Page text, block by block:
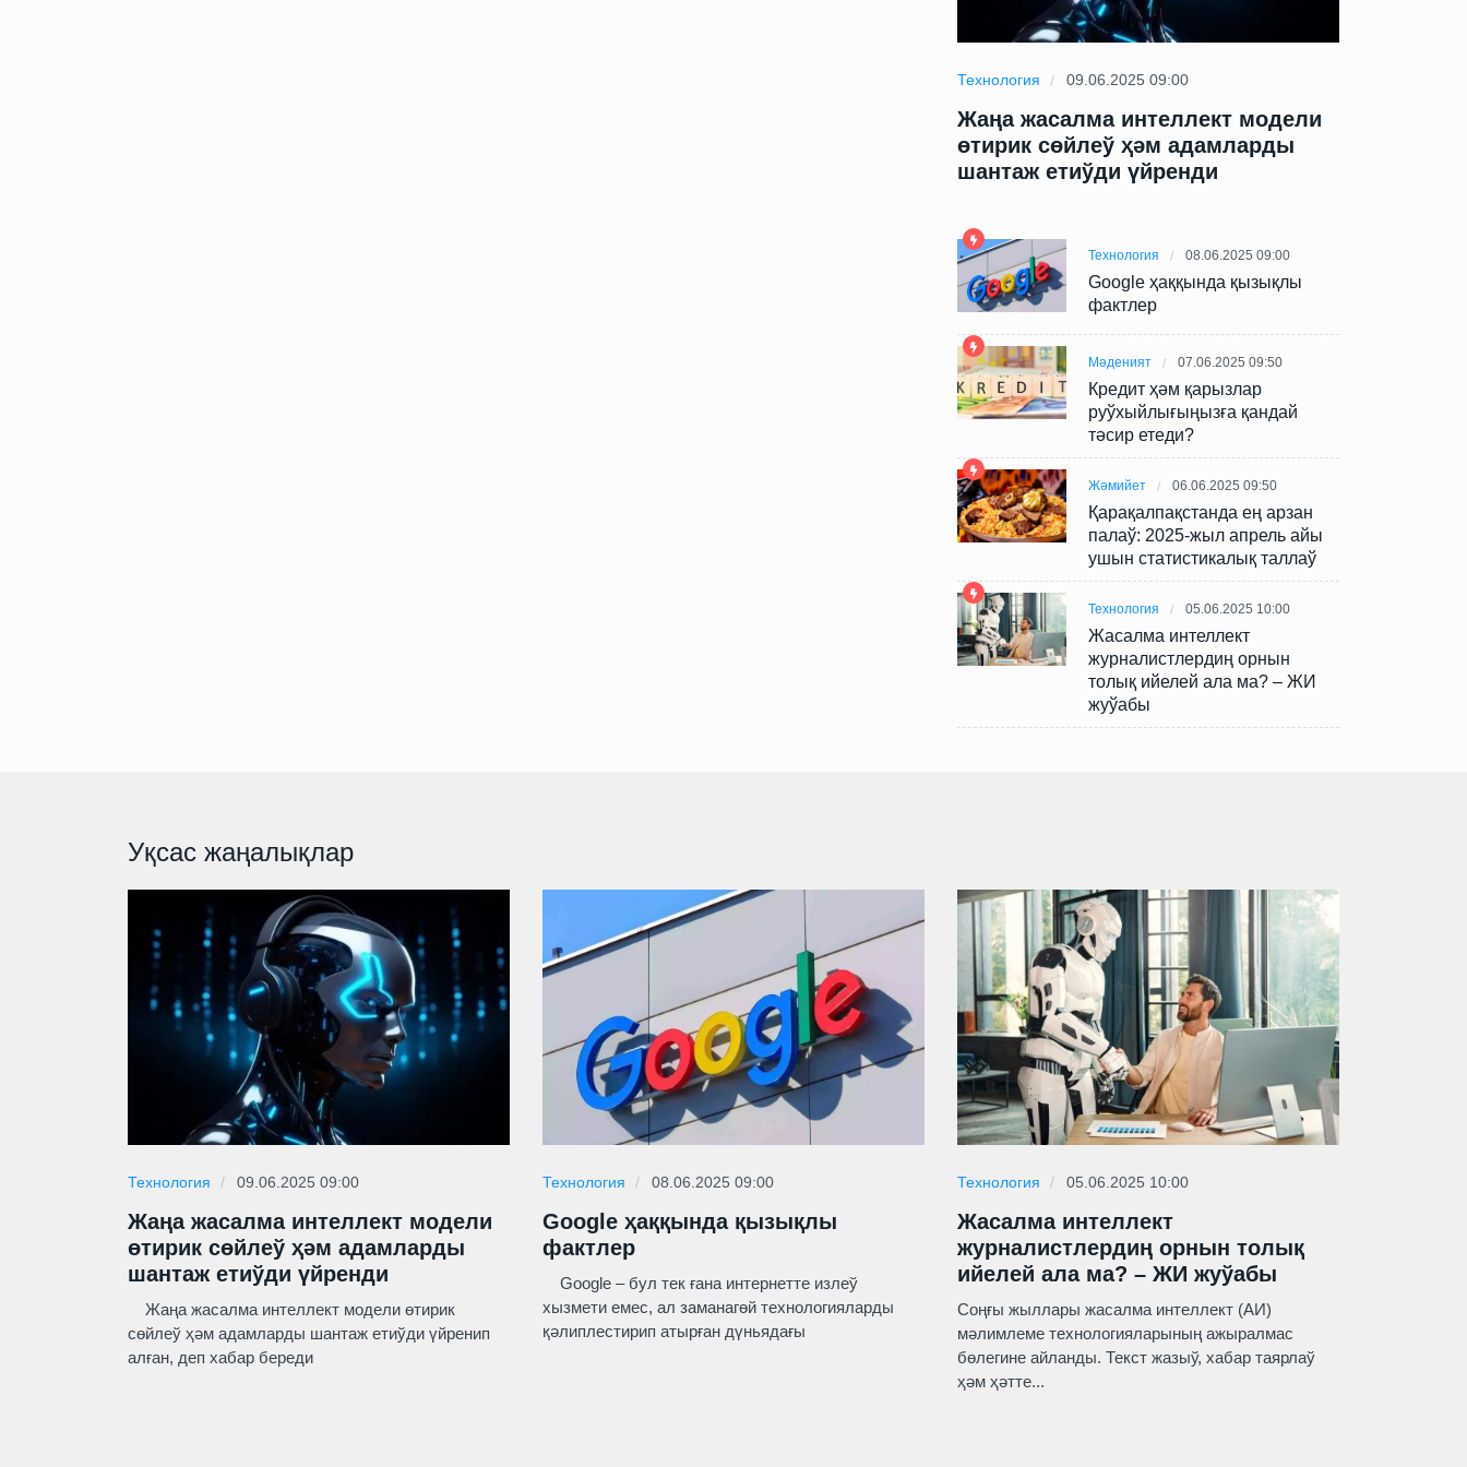
Технология 09.06.2025 09:00
Жаңа жасалма интеллект модели
өтирик сөйлеў ҳәм адамларды
шантаж етиўди үйренди
Технология 08.06.2025 09:00
Google ҳаққында қызықлы
фактлер
Мәденият 07.06.2025 09:50
Кредит ҳәм қарызлар
руўхыйлығыңызға қандай
тәсир етеди?
Жәмийет 06.06.2025 09:50
Қарақалпақстанда ең арзан
палаў: 2025-жыл апрель айы
ушын статистикалық таллаў
Технология 05.06.2025 10:00
Жасалма интеллект
журналистлердиң орнын
толық ийелей ала ма? – ЖИ
жуўабы
Уқсас жаңалықлар
Технология 09.06.2025 09:00
Жаңа жасалма интеллект модели
өтирик сөйлеў ҳәм адамларды
шантаж етиўди үйренди
Жаңа жасалма интеллект модели өтирик
сөйлеў ҳәм адамларды шантаж етиўди үйренип
алған, деп хабар береди
Технология 08.06.2025 09:00
Google ҳаққында қызықлы
фактлер
Google – бул тек ғана интернетте излеў
хызмети емес, ал заманагөй технологияларды
қәлиплестирип атырған дүньядағы
Технология 05.06.2025 10:00
Жасалма интеллект
журналистлердиң орнын толық
ийелей ала ма? – ЖИ жуўабы
Соңғы жыллары жасалма интеллект (АИ)
мәлимлеме технологияларының ажыралмас
бөлегине айланды. Текст жазыў, хабар таярлаў
ҳәм ҳәтте...